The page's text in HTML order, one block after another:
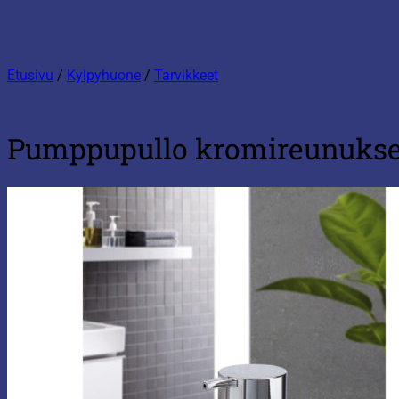
Etusivu / Kylpyhuone / Tarvikkeet
Pumppupullo